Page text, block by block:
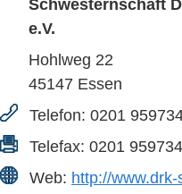
Schwesternschaft
e.V.
Hohlweg 22
45147 Essen
Telefon: 0201
Telefax: 0201
Web: http://